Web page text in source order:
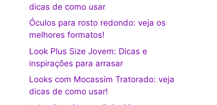
dicas de como usar
Óculos para rosto redondo: veja os
melhores formatos!
Look Plus Size Jovem: Dicas e
inspirações para arrasar
Looks com Mocassim Tratorado: veja
dicas de como usar!